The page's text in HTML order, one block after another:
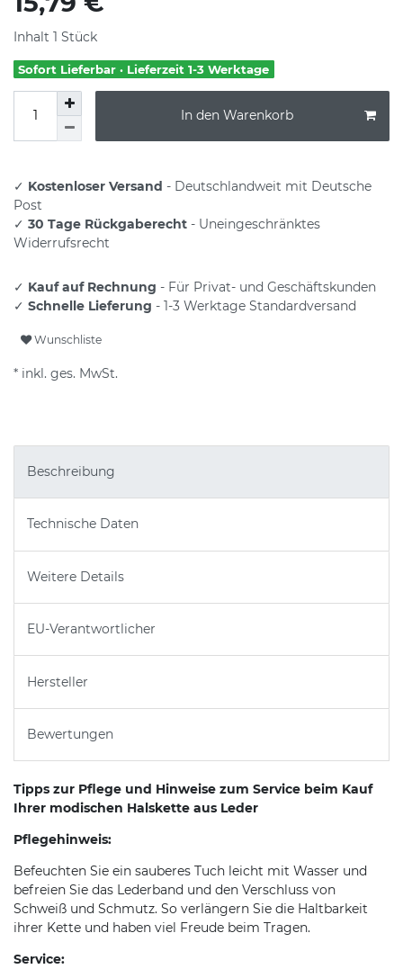
Inhalt 1 Stück
Sofort Lieferbar · Lieferzeit 1-3 Werktage
In den Warenkorb
✓ Kostenloser Versand - Deutschlandweit mit Deutsche
Post
✓ 30 Tage Rückgaberecht - Uneingeschränktes
Widerrufsrecht
✓ Kauf auf Rechnung - Für Privat- und Geschäftskunden
✓ Schnelle Lieferung - 1-3 Werktage Standardversand
Wunschliste
* inkl. ges. MwSt.
Beschreibung
Technische Daten
Weitere Details
EU-Verantwortlicher
Hersteller
Bewertungen
Tipps zur Pflege und Hinweise zum Service beim Kauf
Ihrer modischen Halskette aus Leder
Pflegehinweis:
Befeuchten Sie ein sauberes Tuch leicht mit Wasser und
befreien Sie das Lederband und den Verschluss von
Schweiß und Schmutz. So verlängern Sie die Haltbarkeit
ihrer Kette und haben viel Freude beim Tragen.
Service: